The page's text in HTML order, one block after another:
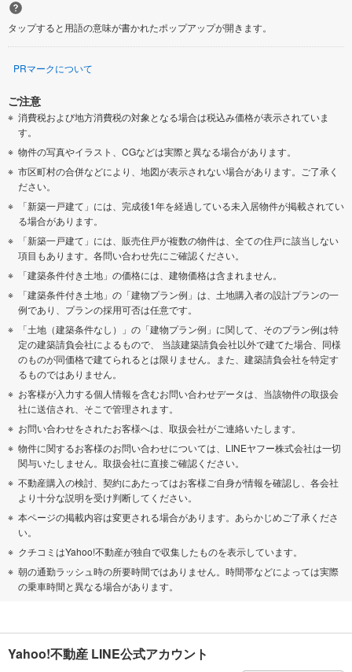
タップすると用語の意味が書かれたポップアップが開きます。
PRマークについて
ご注意
消費税および地方消費税の対象となる場合は税込み価格が表示されていま
す。
物件の写真やイラスト、CGなどは実際と異なる場合があります。
市区町村の合併などにより、地図が表示されない場合があります。ご了承く
ださい。
「新築一戸建て」には、完成後1年を経過している未入居物件が掲載されてい
る場合があります。
「新築一戸建て」には、販売住戸が複数の物件は、全ての住戸に該当しない
項目もあります。各問い合わせ先にご確認ください。
「建築条件付き土地」の価格には、建物価格は含まれません。
「建築条件付き土地」の「建物プラン例」は、土地購入者の設計プランの一
例であり、プランの採用可否は任意です。
「土地（建築条件なし）」の「建物プラン例」に関して、そのプラン例は特
定の建築請負会社によるもので、 当該建築請負会社以外で建てた場合、同様
のものが同価格で建てられるとは限りません。また、建築請負会社を特定す
るものではありません。
お客様が入力する個人情報を含むお問い合わせデータは、当該物件の取扱会
社に送信され、そこで管理されます。
お問い合わせをされたお客様へは、取扱会社がご連絡いたします。
物件に関するお客様のお問い合わせについては、LINEヤフー株式会社は一切
関与いたしません。取扱会社に直接ご確認ください。
不動産購入の検討、契約にあたってはお客様ご自身が情報を確認し、各会社
より十分な説明を受け判断してください。
本ページの掲載内容は変更される場合があります。あらかじめご了承くださ
い。
クチコミはYahoo!不動産が独自で収集したものを表示しています。
朝の通勤ラッシュ時の所要時間ではありません。時間帯などによっては実際
の乗車時間と異なる場合があります。
Yahoo!不動産 LINE公式アカウント